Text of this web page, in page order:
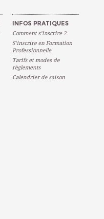
INFOS PRATIQUES
Comment s’inscrire ?
S’inscrire en Formation
Professionnelle
Tarifs et modes de
règlements
Calendrier de saison